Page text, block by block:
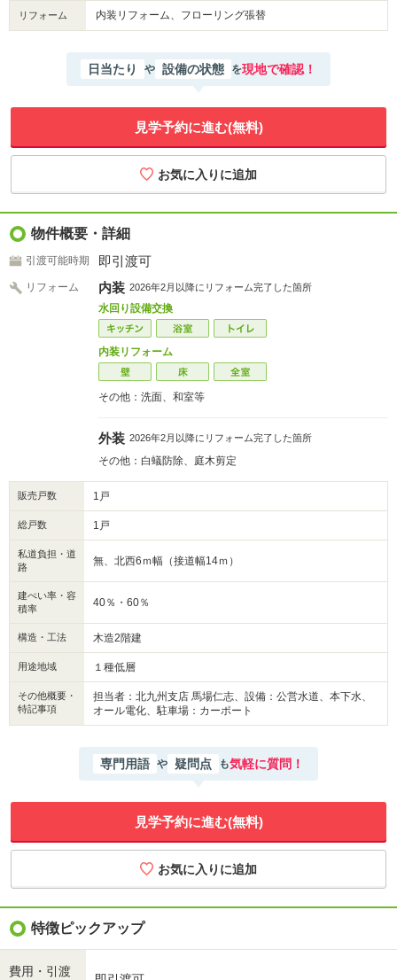
リフォーム 内装リフォーム、フローリング張替
日当たり や 設備の状態 を現地で確認！
見学予約に進む(無料)
物件概要・詳細
引渡可能時期 即引渡可
リフォーム 内装 2026年2月以降にリフォーム完了した箇所
水回り設備交換
内装リフォーム
その他：洗面、和室等
外装 2026年2月以降にリフォーム完了した箇所
その他：白蟻防除、庭木剪定
販売戸数 1戸
総戸数 1戸
私道負担・道
路
無、北西6ｍ幅（接道幅14ｍ）
建ぺい率・容
積率
40％・60％
構造・工法 木造2階建
用途地域 １種低層
その他概要・
特記事項
担当者：北九州支店 馬場仁志、設備：公営水道、本下水、
オール電化、駐車場：カーポート
専門用語 や 疑問点 も気軽に質問！
見学予約に進む(無料)
特徴ピックアップ
費用・引渡